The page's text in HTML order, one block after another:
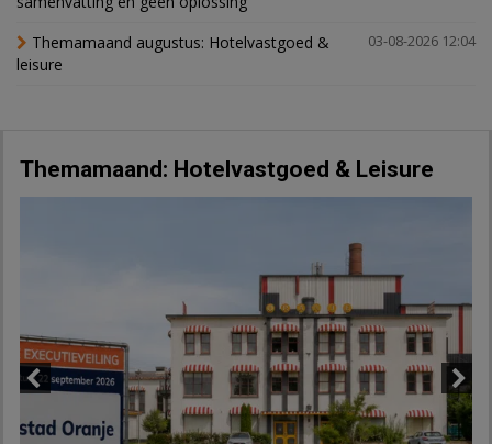
03-08-2026 12:04
Themamaand augustus: Hotelvastgoed &
leisure
Themamaand: Hotelvastgoed & Leisure
Next